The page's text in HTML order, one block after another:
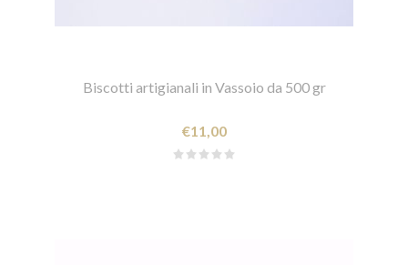
Biscotti artigianali in Vassoio da 500 gr
€11,00